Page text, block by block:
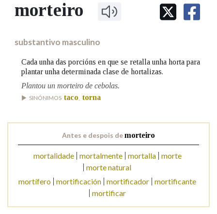
IDENTIDADE CORPORATIVA
MARCIAL DEL ADALID
FIGURAS HOMENAXEADAS
PRIMAVERA DAS LETRAS
PORTAL DAS PALABRAS
Facebook
TwitterYoutubeInstagram
Bluesky
BUSCAR NOS LEMAS
Remata por
BUSCAR NO CONTIDO
Nos exemplos
morteiro
substantivo masculino
Cada unha das porcións en que se retalla unha horta para
plantar unha determinada clase de hortalizas.
Plantou un morteiro de cebolas.
SINÓNIMOS taco torna
Antes e despois demorteiro
mortalidade mortalmente mortalla
morte
morte natural
mortífero mortificación mortificador mortificante
mortificar